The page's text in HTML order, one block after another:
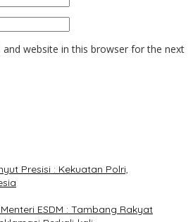
and website in this browser for the next
Presisi : Kekuatan Polri,
ESDM : Tambang Rakyat